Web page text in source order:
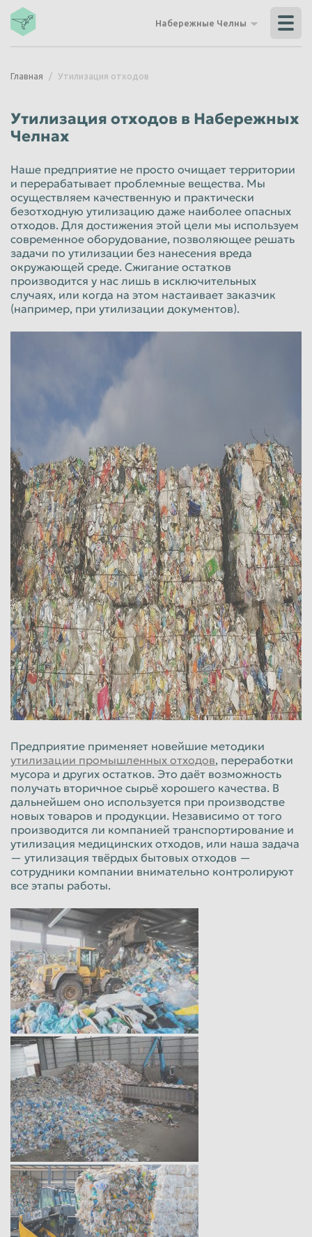
Владикавказ
Волгоград
Воронеж
Иваново
Калуга Каменск-Уральский
Кемерово Керчь
Киров Комсомольск-на-Амуре
Королёв
Красногорск Краснодар
Мытищи Набережные Челны
Нальчик Нижневартовск
Нижнекамск Нижний Новгород
Нижний Тагил Новокузнецк
Новороссийск Новосибирск
Новочеркасск Норильск
Омск Орёл
Оренбург Орск
Пенза Пермь
Петрозаводск Петропавловск-Камчатский
Подольск Прокопьевск
Псков Ростов-на-Дону
Рыбинск Рязань
Салават Самара
Санкт-Петербург Саранск
Саратов Севастополь
Северодвинск Симферополь
Смоленск Сочи
Ставрополь
Стерлитамак Сургут
Сызрань Сыктывкар
Таганрог Тамбов
Тверь Тольятти
Томск Тула
Тюмень Улан-Удэ
Ульяновск Уссурийск
Уфа Хабаровск
Химки Чебоксары
Челябинск Череповец
Чита
Электросталь Энгельс
Южно-Сахалинск Якутск
Ярославль
Набережные Челны
Главная Утилизация отходов
Утилизация отходов в Набережных
Челнах
Наше предприятие не просто очищает территории
и перерабатывает проблемные вещества. Мы
осуществляем качественную и практически
безотходную утилизацию даже наиболее опасных
отходов. Для достижения этой цели мы используем
современное оборудование, позволяющее решать
задачи по утилизации без нанесения вреда
окружающей среде. Сжигание остатков
производится у нас лишь в исключительных
случаях, или когда на этом настаивает заказчик
(например, при утилизации документов).
Предприятие применяет новейшие методики
утилизации промышленных отходов, переработки
мусора и других остатков. Это даёт возможность
получать вторичное сырьё хорошего качества. В
дальнейшем оно используется при производстве
новых товаров и продукции. Независимо от того
производится ли компанией транспортирование и
утилизация медицинских отходов, или наша задача
— утилизация твёрдых бытовых отходов —
сотрудники компании внимательно контролируют
все этапы работы.